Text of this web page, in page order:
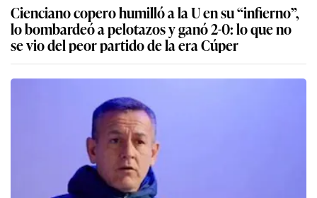
Cienciano copero humilló a la U en su “infierno”,
lo bombardeó a pelotazos y ganó 2-0: lo que no
se vio del peor partido de la era Cúper